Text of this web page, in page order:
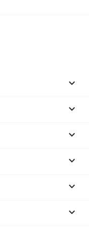





keyboard_arrow_down